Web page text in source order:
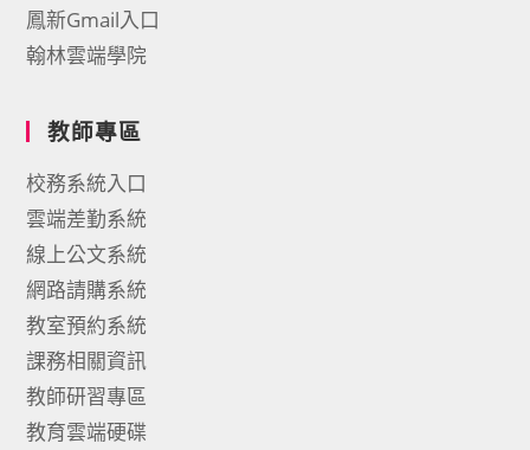
鳳新Gmail入口
翰林雲端學院
教師專區
校務系統入口
雲端差勤系統
線上公文系統
網路請購系統
教室預約系統
課務相關資訊
教師研習專區
教育雲端硬碟